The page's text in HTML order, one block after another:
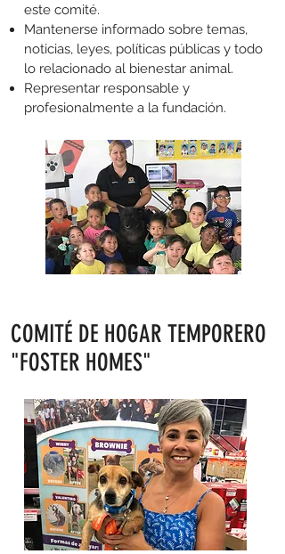
este comité.
Mantenerse informado sobre temas,
noticias, leyes, políticas públicas y todo
lo relacionado al bienestar animal.
Representar responsable y
profesionalmente a la fundación.
COMITÉ DE HOGAR TEMPORERO
"FOSTER HOMES"